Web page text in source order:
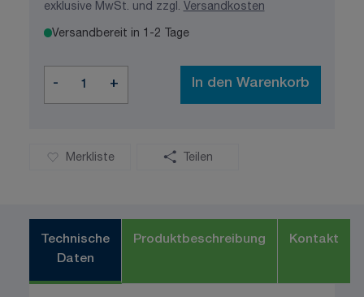
exklusive MwSt. und zzgl. Versandkosten
Versandbereit in 1-2 Tage
- + In den Warenkorb
Merkliste Teilen
Technische
Daten
Produktbeschreibung Kontakt